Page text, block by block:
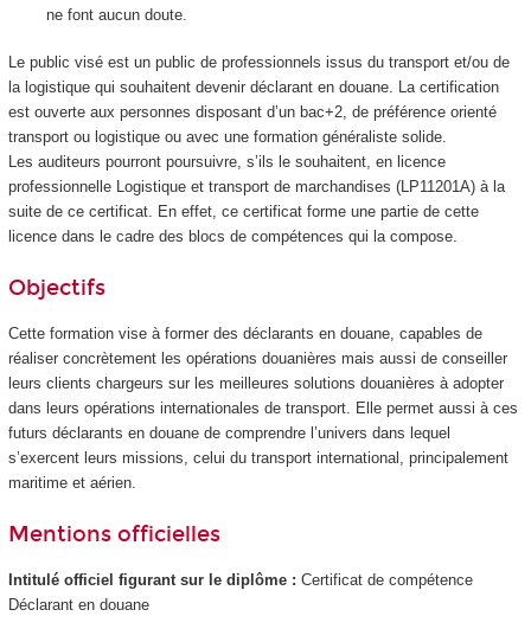
ne font aucun doute.
Le public visé est un public de professionnels issus du transport et/ou de
la logistique qui souhaitent devenir déclarant en douane. La certification
est ouverte aux personnes disposant d’un bac+2, de préférence orienté
transport ou logistique ou avec une formation généraliste solide.
Les auditeurs pourront poursuivre, s’ils le souhaitent, en licence
professionnelle Logistique et transport de marchandises (LP11201A) à la
suite de ce certificat. En effet, ce certificat forme une partie de cette
licence dans le cadre des blocs de compétences qui la compose.
Objectifs
Cette formation vise à former des déclarants en douane, capables de
réaliser concrètement les opérations douanières mais aussi de conseiller
leurs clients chargeurs sur les meilleures solutions douanières à adopter
dans leurs opérations internationales de transport. Elle permet aussi à ces
futurs déclarants en douane de comprendre l’univers dans lequel
s’exercent leurs missions, celui du transport international, principalement
maritime et aérien.
Mentions officielles
Intitulé officiel figurant sur le diplôme : Certificat de compétence
Déclarant en douane